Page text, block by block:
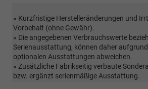
» Kurzfristige Herstelleränderungen und
Vorbehalt (ohne Gewähr).
» Die angegebenen Verbrauchswerte
Serienausstattung, können daher
optionalen Ausstattungen abweichen.
» Zusätzliche Fabrikseitig verbaute
bzw. ergänzt serienmäßige Ausstattung.